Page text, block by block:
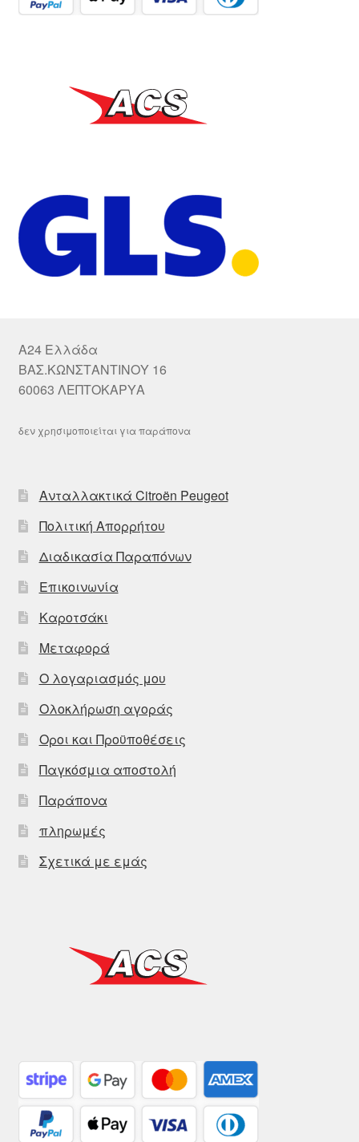
A24 Ελλάδα
ΒΑΣ.ΚΩΝΣΤΑΝΤΙΝΟΥ 16
60063 ΛΕΠΤΟΚΑΡΥΑ
δεν χρησιμοποιείται για παράπονα
Ανταλλακτικά Citroën Peugeot
Πολιτική Απορρήτου
Διαδικασία Παραπόνων
Επικοινωνία
Καροτσάκι
Μεταφορά
Ο λογαριασμός μου
Ολοκλήρωση αγοράς
Οροι και Προϋποθέσεις
Παγκόσμια αποστολή
Παράπονα
πληρωμές
Σχετικά με εμάς